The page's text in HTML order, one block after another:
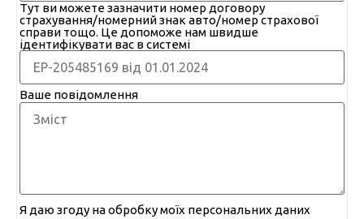
Тут ви можете зазначити номер договору
страхування/номерний знак авто/номер страхової
справи тощо. Це допоможе нам швидше
ідентифікувати вас в системі
Ваше повідомлення
Я даю згоду на обробку моїх персональних даних